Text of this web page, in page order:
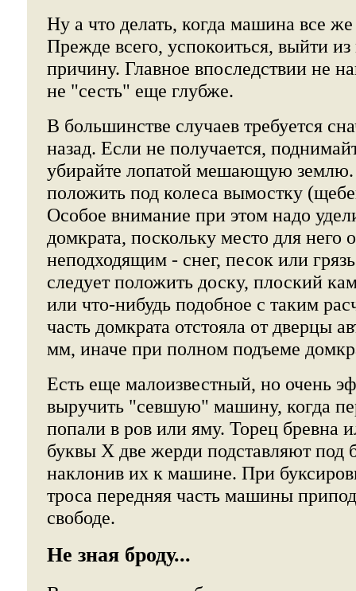
Ну а что делать, когда машина все же
Прежде всего, успокоиться, выйти
причину. Главное впоследствии не
не "сесть" еще глубже.
В большинстве случаев требуется
назад. Если не получается,
убирайте лопатой мешающую
положить под колеса вымостку
Особое внимание при этом надо
домкрата, поскольку место для
неподходящим - снег, песок или
следует положить доску, плоский
или что-нибудь подобное с таким
часть домкрата отстояла от дверцы
мм, иначе при полном подъеме
Есть еще малоизвестный, но очень
выручить "севшую" машину, когда
попали в ров или яму. Торец бревна
буквы Х две жерди подставляют под
наклонив их к машине. При
троса передняя часть машины
свободе.
Не зная броду...